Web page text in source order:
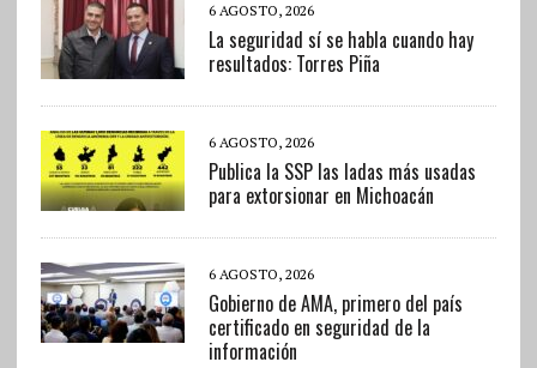
6 AGOSTO, 2026
La seguridad sí se habla cuando hay
resultados: Torres Piña
6 AGOSTO, 2026
Publica la SSP las ladas más usadas
para extorsionar en Michoacán
6 AGOSTO, 2026
Gobierno de AMA, primero del país
certificado en seguridad de la
información